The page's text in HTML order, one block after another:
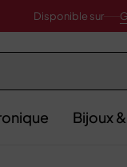
Disponible sur
Bijoux